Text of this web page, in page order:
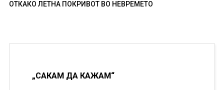
ОТКАКО ЛЕТНА ПОКРИВОТ ВО НЕВРЕМЕТО
„САКАМ ДА КАЖАМ“